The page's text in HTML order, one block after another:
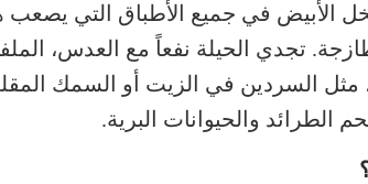
الأبيض في جميع الأطباق التي يصعب
تجدي الحيلة نفعاً مع العدس،
مثل السردين في الزيت أو السمك
الطرائد والحيوانات البرية.